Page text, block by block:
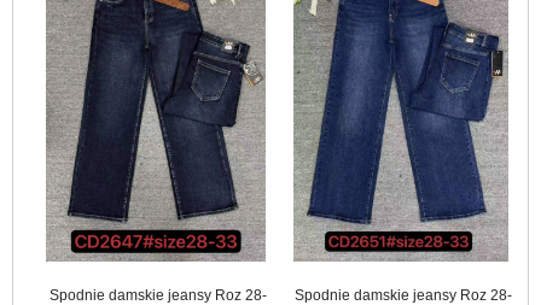
Spodnie damskie jeansy Roz 28- Spodnie damskie jeansy Roz 28-